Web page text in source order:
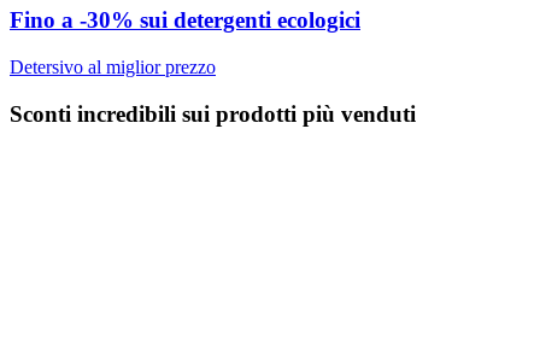
Fino a -30% sui detergenti ecologici
Detersivo al miglior prezzo
Sconti incredibili sui prodotti più venduti